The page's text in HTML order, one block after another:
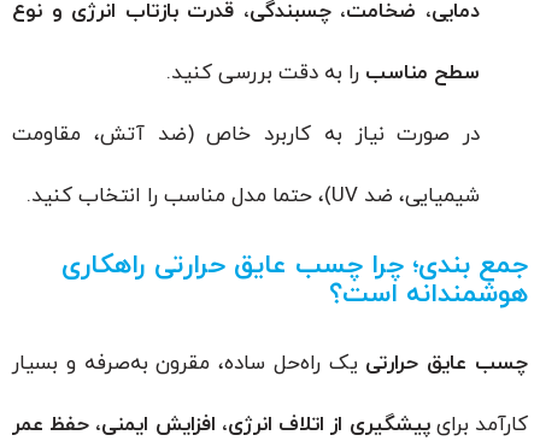
دمایی، ضخامت، چسبندگی، قدرت بازتاب انرژی و نوع
سطح مناسبرا به دقت بررسی کنید.
در صورت نیاز به کاربرد خاص (ضد آتش، مقاومت
شیمیایی،‌ ضد UV)، حتما مدل مناسب را انتخاب کنید.
جمع بندی؛ چرا چسب عایق حرارتی راهکاری
هوشمندانه است؟
چسب عایق حرارتییک راه‌حل ساده، مقرون به‌صرفه و بسیار
کارآمد برای پیشگیری از اتلاف انرژی، افزایش ایمنی، حفظ عمر